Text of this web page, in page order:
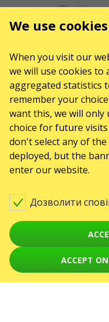
KARABAS.CZ
We use cookies
When you visit our
we will use cookies to
aggregated statistics
remember your
want this, we will
choice for future visits
don't select any of
deployed, but the
enter our website.
Дозволити
ACCEPT
КОНТАКТИ
Напишіть нам
Увага! Обробка звернень
на сторінці
GO2SHOW SPÓŁKA Z O. O.
NIP: 6751768934, Numer
REGON: 522850125
ul. GĘSIA, 8/205, KRAKÓW,